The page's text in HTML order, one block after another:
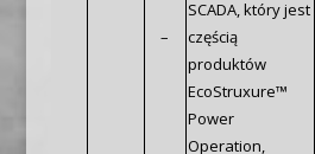
–
SCADA, który jest
częścią
produktów
EcoStruxure™
Power
Operation,